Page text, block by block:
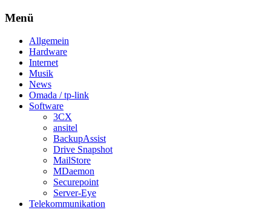
Menü
Allgemein
Hardware
Internet
Musik
News
Omada / tp-link
Software
3CX
ansitel
BackupAssist
Drive Snapshot
MailStore
MDaemon
Securepoint
Server-Eye
Telekommunikation